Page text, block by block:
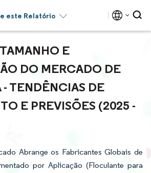
este Relatório
E
DO MERCADO DE
TENDÊNCIAS DE
E PREVISÕES (2025 -
Abrange os Fabricantes Globais de
por Aplicação (Floculante para